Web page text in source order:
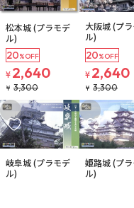
松本城 (プラモデ
ル)
20%OFF
¥ 2,640
¥ 3,300
大阪城 (プ
ル)
20%OFF
¥ 2,640
¥ 3,300
お気に入りに追加
岐阜城 (プラモデ
ル)
お気に入
姫路城 (プ
ル)